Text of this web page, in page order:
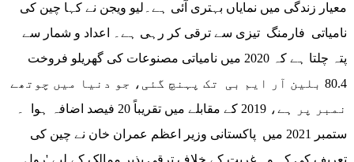
معیار زندگی میں نمایاں بہتری آئی ہے۔لیو ویجن نے کہا چین کی
نامیاتی فارمنگ تیزی سے ترقی کر رہی ہے۔ اعداد و شمار سے
پتہ چلتا ہے کہ 2020 میں نامیاتی مصنوعات کی گھریلو فروخت
80.4 بلین آر ایم بی تک پہنچ گئی، جو دنیا میں چوتھے
نمبر پر ہے، 2019 کے مقابلے میں تقریباً 20 فیصد اضافہ ہوا ۔
ستمبر 2021 میں پاکستانی وزیر اعظم عمران خان نے چین کی
تعریف کی کہ وہ غربت کے خلاف ترقی پذیر ممالک کے لیے 'رول